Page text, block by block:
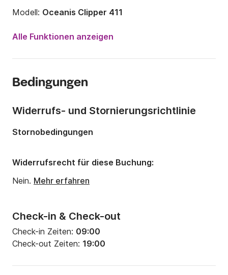
Modell: Oceanis Clipper 411
2000 (Renoviert in 2018)
Anzahl Schlafplätze:
Tiefgang:1.7m
Motorleistung:59PS
Alle Funktionen anzeigen
Bedingungen
Check-in & Check-out
Check-in Zeiten: 09:00
Check-out Zeiten: 19:00
Widerrufs- und Stornierungsrichtlinie
Stornobedingungen
Widerrufsrecht für diese Buchung:
Nein. Mehr erfahren